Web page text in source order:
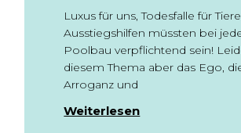
Luxus für uns, Todesfalle für
Ausstiegshilfen müssten bei
Poolbau verpflichtend sein!
diesem Thema aber das Ego,
Arroganz und
Weiterlesen